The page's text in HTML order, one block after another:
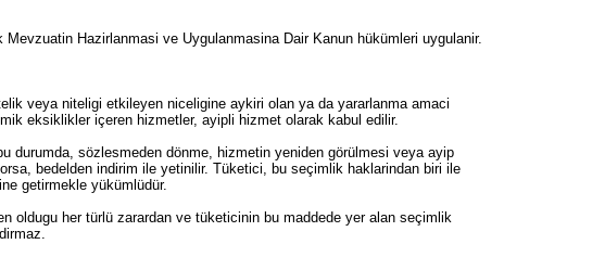
Hazirlanmasi ve Uygulanmasina Dair Kanun hükümleri uygulanir.
veya niteligi etkileyen niceligine aykiri olan ya da yararlanma amaci
eksiklikler içeren hizmetler, ayipli hizmet olarak kabul edilir.
durumda, sözlesmeden dönme, hizmetin yeniden görülmesi veya ayip
bedelden indirim ile yetinilir. Tüketici, bu seçimlik haklarindan biri ile
getirmekle yükümlüdür.
oldugu her türlü zarardan ve tüketicinin bu maddede yer alan seçimlik